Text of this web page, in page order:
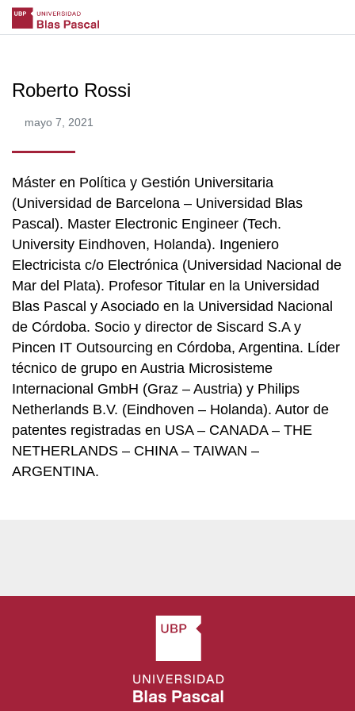
Roberto Rossi
mayo 7, 2021
Máster en Política y Gestión Universitaria
(Universidad de Barcelona – Universidad Blas
Pascal). Master Electronic Engineer (Tech.
University Eindhoven, Holanda). Ingeniero
Electricista c/o Electrónica (Universidad Nacional de
Mar del Plata). Profesor Titular en la Universidad
Blas Pascal y Asociado en la Universidad Nacional
de Córdoba. Socio y director de Siscard S.A y
Pincen IT Outsourcing en Córdoba, Argentina. Líder
técnico de grupo en Austria Microsisteme
Internacional GmbH (Graz – Austria) y Philips
Netherlands B.V. (Eindhoven – Holanda). Autor de
patentes registradas en USA – CANADA – THE
NETHERLANDS – CHINA – TAIWAN –
ARGENTINA.